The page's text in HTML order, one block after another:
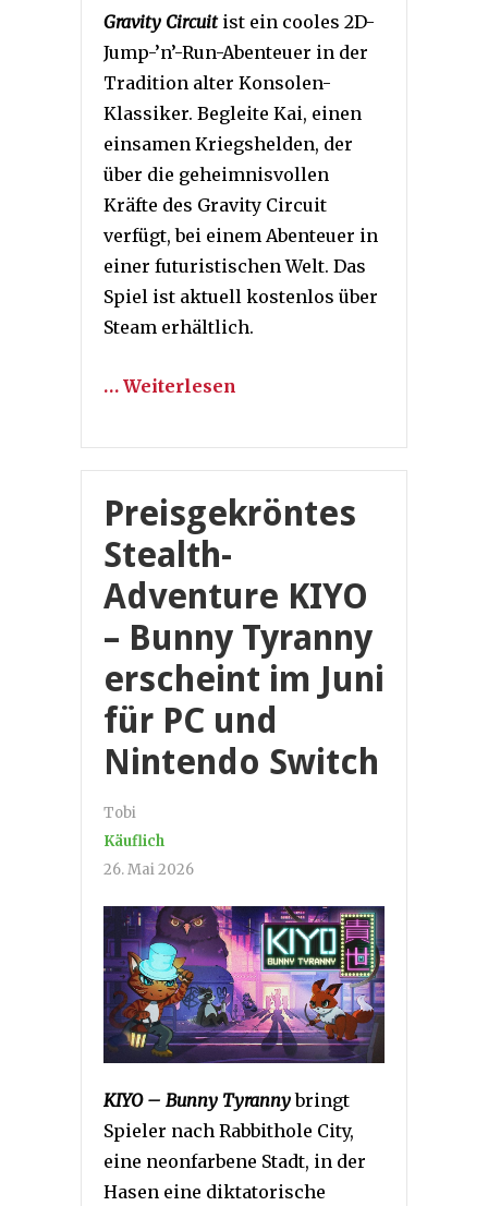
Gravity Circuitist ein cooles 2D-
Jump-’n’-Run-Abenteuer in der
Tradition alter Konsolen-
Klassiker. Begleite Kai, einen
einsamen Kriegshelden, der
über die geheimnisvollen
Kräfte des Gravity Circuit
verfügt, bei einem Abenteuer in
einer futuristischen Welt. Das
Spiel ist aktuell kostenlos über
Steam erhältlich.
… Weiterlesen
Preisgekröntes
Stealth-
Adventure KIYO
– Bunny Tyranny
erscheint im Juni
für PC und
Nintendo Switch
Tobi
Käuflich
26. Mai 2026
KIYO – Bunny Tyrannybringt
Spieler nach Rabbithole City,
eine neonfarbene Stadt, in der
Hasen eine diktatorische